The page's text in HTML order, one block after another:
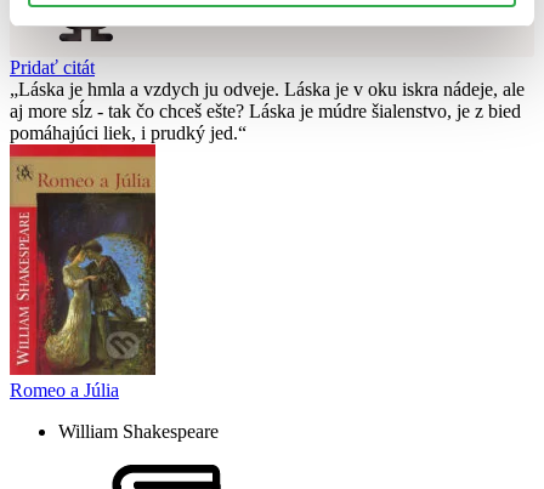
Knihomoľský pomocník
Pridať citát
Láska je hmla a vzdych ju odveje. Láska je v oku iskra nádeje, ale
aj more sĺz - tak čo chceš ešte? Láska je múdre šialenstvo, je z bied
pomáhajúci liek, i prudký jed.
Romeo a Júlia
William Shakespeare